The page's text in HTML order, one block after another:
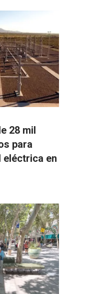
28 mil
para
en